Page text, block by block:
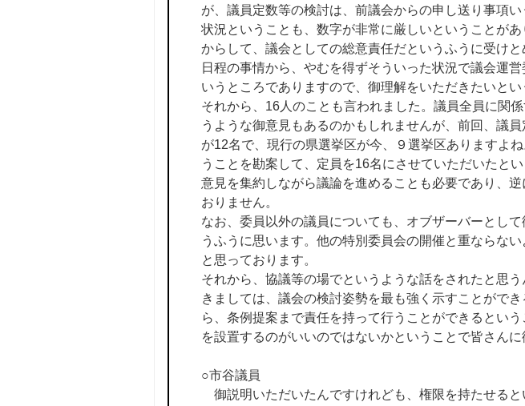
が、議員定数等の検討は、前議会からの申し送り事項
状況ということも、数字が非常に厳しいということが
からして、議会としての総意責任だというふうに受け
日程の事情から、やむを得ずそういった状況で議会運
いうところでありますので、御理解をいただきたいとい
それから、16人のことも言われました。議員全員に関
うような御意見もあるのかもしれませんが、前回、議
が12名で、現行の県選挙区が今、９選挙区ありますよ
うことを勘案して、定員を16名にさせていただいたと
意見を集約しながら議論を進めることも必要であり、
おりません。
なお、委員以外の議員についても、オブザーバーとし
うふうに思います。他の特別委員会の開催と重ならな
と思っております。
それから、協議等の場でというような話をされたと思
きましては、議会の検討姿勢を最も強く示すことがで
ら、条例提案まで責任を持って行うことができるとい
を設置するのがいいのではないかということで皆さん
○市谷議員
御説明いただいたんですけれども、権限を持たせる